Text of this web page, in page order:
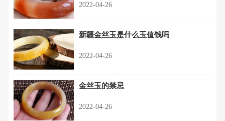
2022-04-26
新疆金丝玉是什么玉值钱吗
2022-04-26
金丝玉的禁忌
2022-04-26